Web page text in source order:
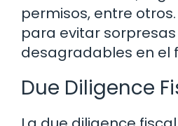
permisos, entre
para evitar
desagradables en el
Due Diligence